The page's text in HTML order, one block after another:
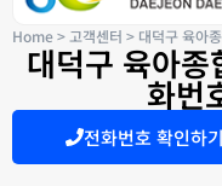
Home>고객센터 > 대덕구 육아
대덕구 육아
화번
전화번호 확인하기